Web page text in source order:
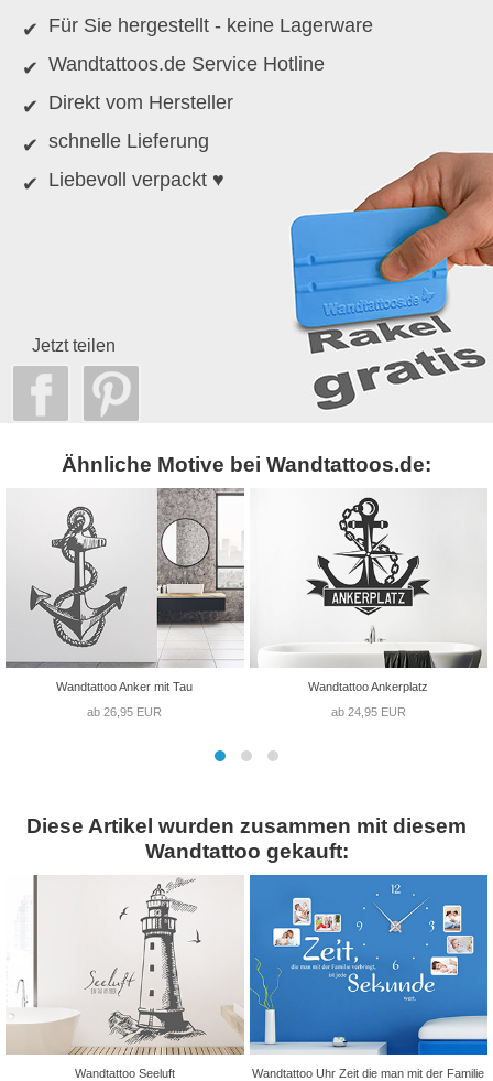
Für Sie hergestellt - keine Lagerware
Wandtattoos.de Service Hotline
Direkt vom Hersteller
schnelle Lieferung
Liebevoll verpackt ♥
Jetzt teilen
Ähnliche Motive bei Wandtattoos.de:
Wandtattoo Anker mit Tau
ab 26,95 EUR
Wandtattoo Ankerplatz
ab 24,95 EUR
Diese Artikel wurden zusammen mit diesem
Wandtattoo gekauft:
Wandtattoo Seeluft
Wandtattoo Uhr Zeit die man mit der Familie